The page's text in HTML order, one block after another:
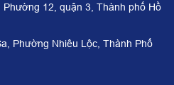
Phường 12, quận 3, Thành phố Hồ
Phường Nhiêu Lộc, Thành Phố